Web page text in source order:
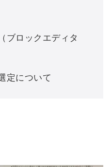
ブロックエディタ
定について